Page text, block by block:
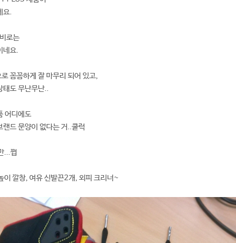
요.
로는
네요.
꼼꼼하게 잘 마무리 되어 있고,
태도 무난무난..
어디에도
랜드 문양이 없다는 거..쿨럭
...쩝
이 깔창, 여유 신발끈2개, 외피 크리너~